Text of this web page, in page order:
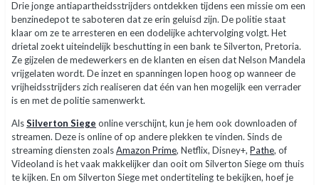
Drie jonge antiapartheidsstrijders ontdekken tijdens een missie om een
benzinedepot te saboteren dat ze erin geluisd zijn. De politie staat
klaar om ze te arresteren en een dodelijke achtervolging volgt. Het
drietal zoekt uiteindelijk beschutting in een bank te Silverton, Pretoria.
Ze gijzelen de medewerkers en de klanten en eisen dat Nelson Mandela
vrijgelaten wordt. De inzet en spanningen lopen hoog op wanneer de
vrijheidsstrijders zich realiseren dat één van hen mogelijk een verrader
is en met de politie samenwerkt.
AlsSilverton Siege online verschijnt, kun je hem ook downloaden of
streamen. Deze is online of op andere plekken te vinden. Sinds de
streaming diensten zoalsAmazon Prime, Netflix, Disney+, Pathe, of
Videoland is het vaak makkelijker dan ooit om Silverton Siege om thuis
te kijken. En om Silverton Siege met ondertiteling te bekijken, hoef je